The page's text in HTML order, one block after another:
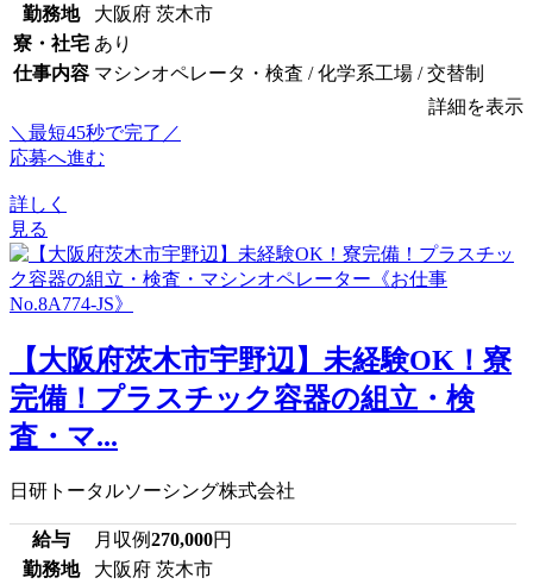
勤務地
大阪府 茨木市
寮・社宅 あり
仕事内容 マシンオペレータ・検査 / 化学系工場 / 交替制
詳細を表示
＼最短45秒で完了／
応募へ進む
詳しく
見る
【大阪府茨木市宇野辺】未経験OK！寮
完備！プラスチック容器の組立・検
査・マ...
日研トータルソーシング株式会社
給与 月収例270,000円
勤務地
大阪府 茨木市